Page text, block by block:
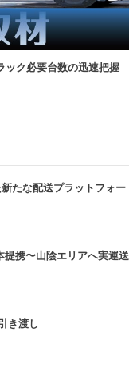
ック必要台数の迅速把握
たな配送プラットフォー
携〜山陰エリアへ実運送
き渡し